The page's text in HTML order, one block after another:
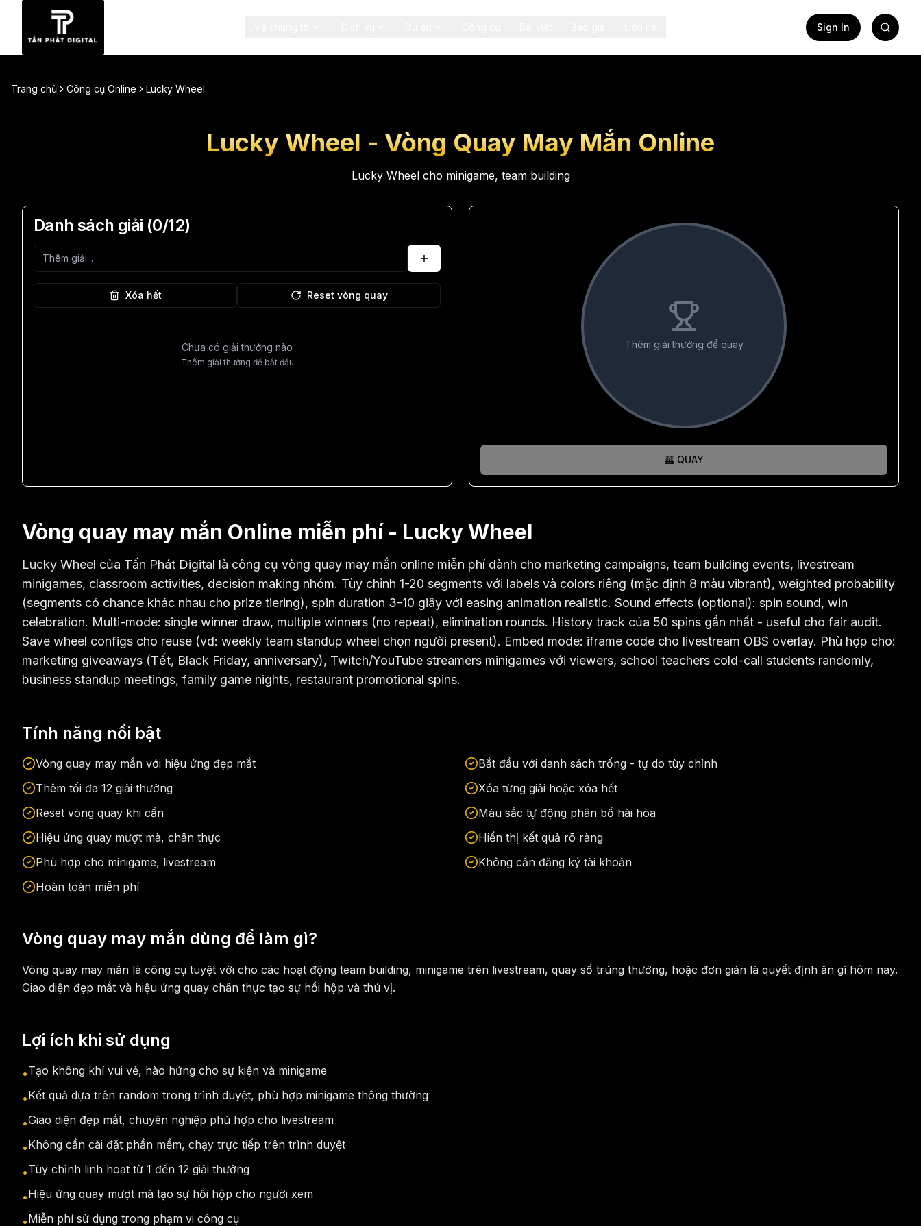
Sign In
Trang chủ Công cụ Online Lucky Wheel
Lucky Wheel - Vòng Quay May Mắn Online
Lucky Wheel cho minigame, team building
Danh sách giải (0/12)
Xóa hết Reset vòng quay
Chưa có giải thưởng nào
Thêm giải thưởng để bắt đầu
Thêm giải thưởng để quay
🎰 QUAY
Vòng quay may mắn Online miễn phí - Lucky Wheel
Lucky Wheel của Tấn Phát Digital là công cụ vòng quay may mắn online miễn phí dành cho marketing campaigns, team building events, livestream
minigames, classroom activities, decision making nhóm. Tùy chỉnh 1-20 segments với labels và colors riêng (mặc định 8 màu vibrant), weighted probability
(segments có chance khác nhau cho prize tiering), spin duration 3-10 giây với easing animation realistic. Sound effects (optional): spin sound, win
celebration. Multi-mode: single winner draw, multiple winners (no repeat), elimination rounds. History track của 50 spins gần nhất - useful cho fair audit.
Save wheel configs cho reuse (vd: weekly team standup wheel chọn người present). Embed mode: iframe code cho livestream OBS overlay. Phù hợp cho:
marketing giveaways (Tết, Black Friday, anniversary), Twitch/YouTube streamers minigames với viewers, school teachers cold-call students randomly,
business standup meetings, family game nights, restaurant promotional spins.
Tính năng nổi bật
Vòng quay may mắn với hiệu ứng đẹp mắt
Bắt đầu với danh sách trống - tự do tùy chỉnh
Thêm tối đa 12 giải thưởng
Xóa từng giải hoặc xóa hết
Reset vòng quay khi cần
Màu sắc tự động phân bổ hài hòa
Hiệu ứng quay mượt mà, chân thực
Hiển thị kết quả rõ ràng
Phù hợp cho minigame, livestream
Không cần đăng ký tài khoản
Hoàn toàn miễn phí
Vòng quay may mắn dùng để làm gì?
Vòng quay may mắn là công cụ tuyệt vời cho các hoạt động team building, minigame trên livestream, quay số trúng thưởng, hoặc đơn giản là quyết định ăn gì hôm nay.
Giao diện đẹp mắt và hiệu ứng quay chân thực tạo sự hồi hộp và thú vị.
Lợi ích khi sử dụng
•Tạo không khí vui vẻ, hào hứng cho sự kiện và minigame
•Kết quả dựa trên random trong trình duyệt, phù hợp minigame thông thường
•Giao diện đẹp mắt, chuyên nghiệp phù hợp cho livestream
•Không cần cài đặt phần mềm, chạy trực tiếp trên trình duyệt
•Tùy chỉnh linh hoạt từ 1 đến 12 giải thưởng
•Hiệu ứng quay mượt mà tạo sự hồi hộp cho người xem
•Miễn phí sử dụng trong phạm vi công cụ